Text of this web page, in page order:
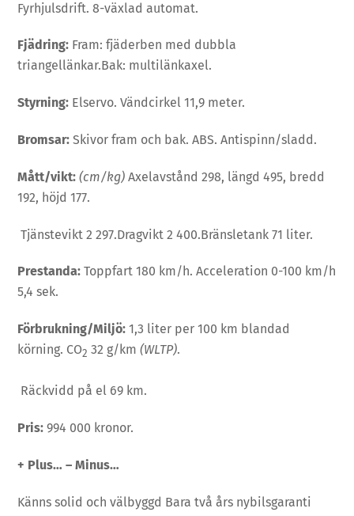
Fyrhjulsdrift. 8-växlad automat.
Fjädring: Fram: fjäderben med dubbla
triangellänkar.Bak: multilänkaxel.
Styrning: Elservo. Vändcirkel 11,9 meter.
Bromsar: Skivor fram och bak. ABS. Antispinn/sladd.
Mått/vikt: (cm/kg)Axelavstånd 298, längd 495, bredd
192, höjd 177.
Tjänstevikt 2 297.Dragvikt 2 400.Bränsletank 71 liter.
Prestanda: Toppfart 180 km/h. Acceleration 0-100 km/h
5,4 sek.
Förbrukning/Miljö: 1,3 liter per 100 km blandad
körning. CO2 32 g/km(WLTP).
Räckvidd på el 69 km.
Pris: 994 000 kronor.
+ Plus…– Minus…
Känns solid och välbyggd Bara två års nybilsgaranti